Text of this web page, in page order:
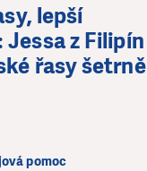
lepší
z Filipín
řasy šetrně
pomoc